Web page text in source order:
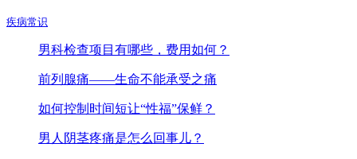
疾病常识
男科检查项目有哪些，费用如何？
前列腺痛——生命不能承受之痛
如何控制时间短让“性福”保鲜？
男人阴茎疼痛是怎么回事儿？